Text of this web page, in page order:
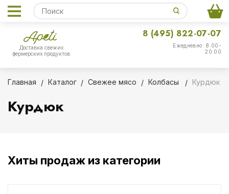
Доставка свежих
фермерских продуктов
Ежедневно: 8:00-
20:00
8 (495) 822-07-07
Главная Каталог Свежее мясо Колбасы Курдюк
Курдюк
Хиты продаж из категории